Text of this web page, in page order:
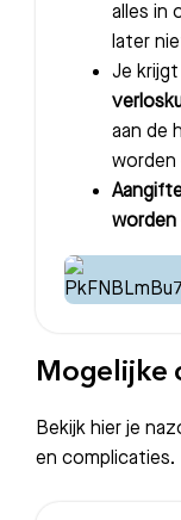
alles in
later
Je krijgt
aan de
worden
worden
Mogelijke
Bekijk hier je
en complicaties.